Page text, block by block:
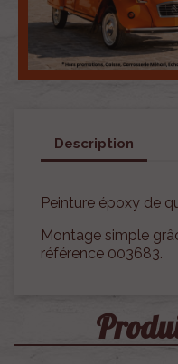
Description
Peinture époxy de
Montage simple
référence 003683.